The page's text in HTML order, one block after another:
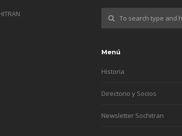
Menú
Historia
Directorio y Socios
Newsletter Sochitran